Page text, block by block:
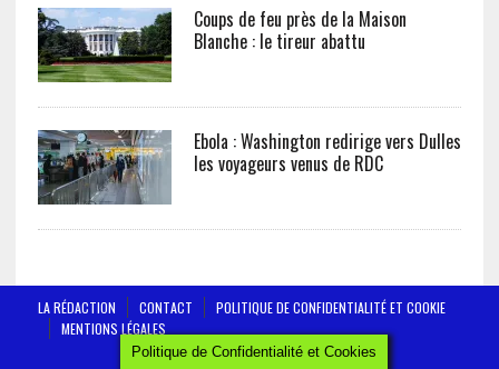
Coups de feu près de la Maison
Blanche : le tireur abattu
Ebola : Washington redirige vers Dulles
les voyageurs venus de RDC
LA RÉDACTION CONTACT
POLITIQUE DE CONFIDENTIALITÉ ET COOKIE
MENTIONS LÉGALES
AFRICTELEGRAPH - ALL RIGHTS RESERVED 2019
Politique de Confidentialité et Cookies